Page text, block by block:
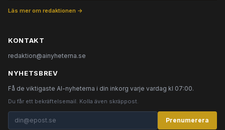
Läs mer om redaktionen →
KONTAKT
redaktion@ainyheterna.se
NYHETSBREV
Få de viktigaste AI-nyheterna i din inkorg varje vardag kl 07:00.
Du får ett bekräftelsemail. Kolla även skräppost.
Prenumerera